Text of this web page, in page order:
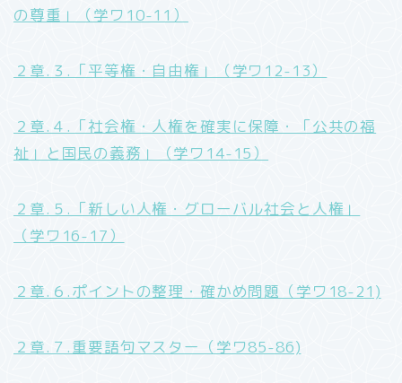
の尊重」（学ワ10-11）
２章.３.「平等権・自由権」（学ワ12-13）
２章.４.「社会権・人権を確実に保障・「公共の福
祉」と国民の義務」（学ワ14-15）
２章.５.「新しい人権・グローバル社会と人権」
（学ワ16-17）
２章.６.ポイントの整理・確かめ問題（学ワ18-21)
２章.７.重要語句マスター（学ワ85-86)